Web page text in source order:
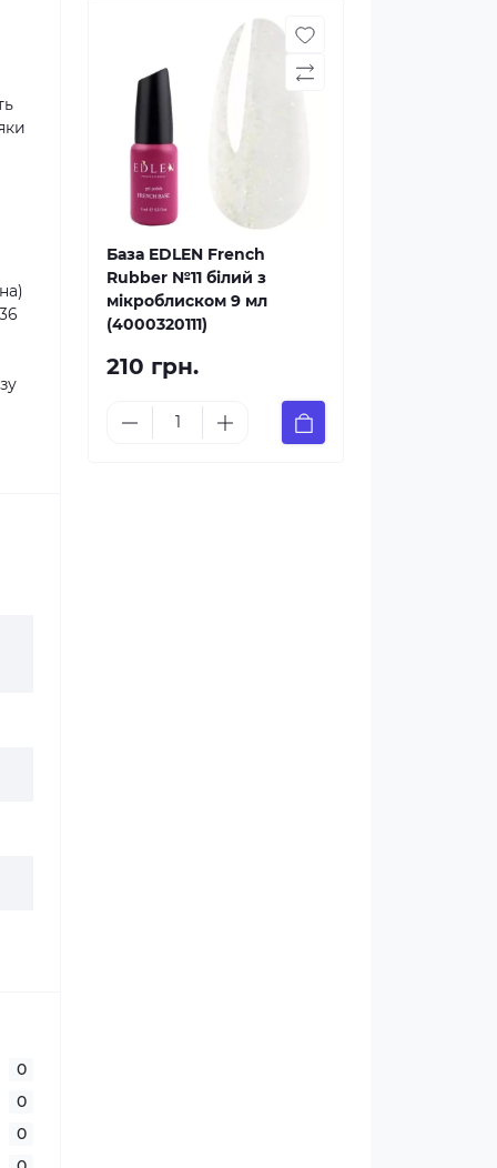
0
0
0
База EDLEN French
Rubber №11 білий з
мікроблиском 9 мл
(4000320111)
210 грн.